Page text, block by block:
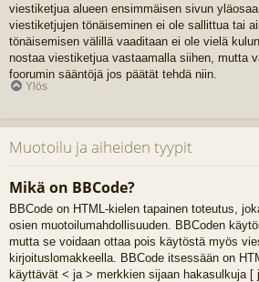
viestiketjua alueen ensimmäisen sivun
viestiketjujen tönäiseminen ei ole sallittua tai
tönäisemisen välillä vaaditaan ei ole vielä
nostaa viestiketjua vastaamalla siihen, mutta
foorumin sääntöjä jos päätät tehdä niin.
Ylös
Muotoilu ja aiheiden tyypit
Mikä on BBCode?
BBCode on HTML-kielen tapainen toteutus,
osien muotoilumahdollisuuden. BBCoden
mutta se voidaan ottaa pois käytöstä myös
kirjoituslomakkeella. BBCode itsessään on
käyttävät < ja > merkkien sijaan hakasulkuja [